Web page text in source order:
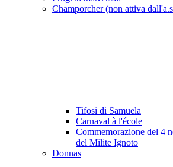
Champorcher (non attiva
Tifosi di Samuela
Carnaval à l'école
Commemorazione del 4
del Milite Ignoto
Donnas